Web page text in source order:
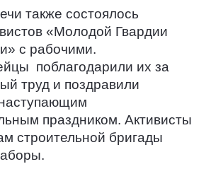
также состоялось
«Молодой Гвардии
с рабочими.
поблагодарили их за
труд и поздравили
праздником. Активисты
строительной бригады